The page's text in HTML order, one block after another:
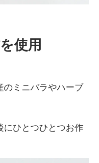
使用
のミニバラやハーブ
にひとつひとつお作